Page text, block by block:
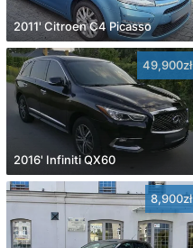
2011' Citroen C4 Picasso
49,900zł
2016' Infiniti QX60
8,900zł